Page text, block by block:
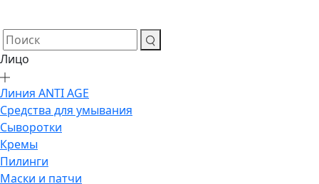
Лицо
Линия ANTI AGE
Средства для умывания
Сыворотки
Кремы
Пилинги
Маски и патчи